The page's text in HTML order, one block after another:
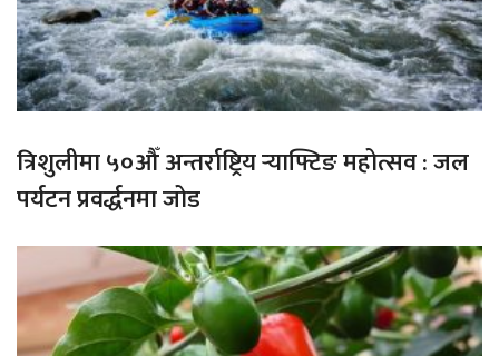
त्रिशुलीमा ५०औँ अन्तर्राष्ट्रिय र्‍याफ्टिङ महोत्सव : जल
पर्यटन प्रवर्द्धनमा जोड